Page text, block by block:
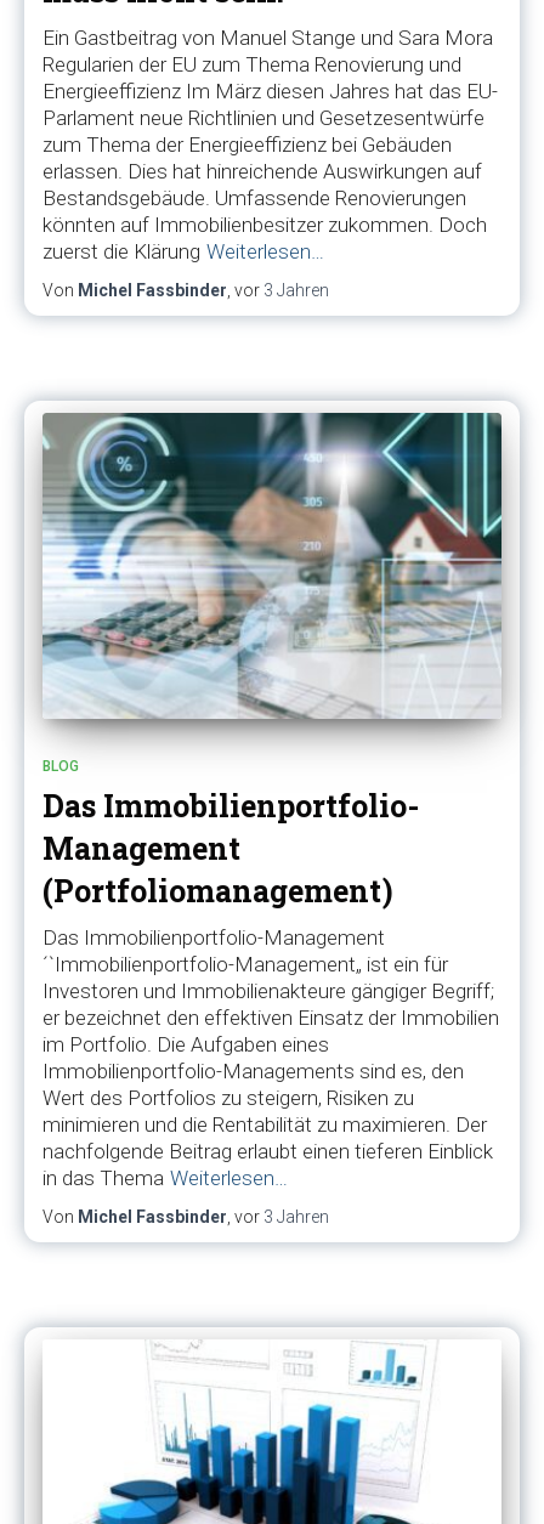
Ein Gastbeitrag von Manuel Stange und Sara Mora
Regularien der EU zum Thema Renovierung und
Energieeffizienz Im März diesen Jahres hat das EU-
Parlament neue Richtlinien und Gesetzesentwürfe
zum Thema der Energieeffizienz bei Gebäuden
erlassen. Dies hat hinreichende Auswirkungen auf
Bestandsgebäude. Umfassende Renovierungen
könnten auf Immobilienbesitzer zukommen. Doch
zuerst die Klärung Weiterlesen…
Von Michel Fassbinder , vor 3 Jahren
BLOG
Das Immobilienportfolio-
Management
(Portfoliomanagement)
Das Immobilienportfolio-Management
´`Immobilienportfolio-Management„ ist ein für
Investoren und Immobilienakteure gängiger Begriff;
er bezeichnet den effektiven Einsatz der Immobilien
im Portfolio. Die Aufgaben eines
Immobilienportfolio-Managements sind es, den
Wert des Portfolios zu steigern, Risiken zu
minimieren und die Rentabilität zu maximieren. Der
nachfolgende Beitrag erlaubt einen tieferen Einblick
in das Thema Weiterlesen…
Von Michel Fassbinder , vor 3 Jahren